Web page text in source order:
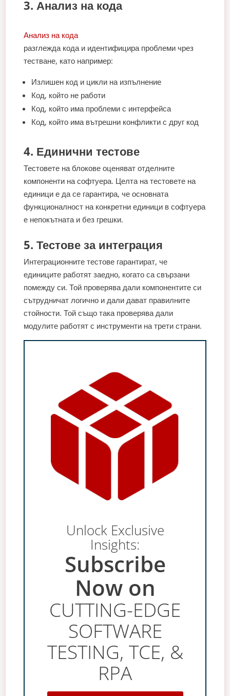
3. Анализ на кода
Анализ на кода
разглежда кода и идентифицира проблеми чрез
тестване, като например:
Излишен код и цикли на изпълнение
Код, който не работи
Код, който има проблеми с интерфейса
Код, който има вътрешни конфликти с друг код
4. Единични тестове
Тестовете на блокове оценяват отделните
компоненти на софтуера. Целта на тестовете на
единици е да се гарантира, че основната
функционалност на конкретни единици в софтуера
е непокътната и без грешки.
5. Тестове за интеграция
Интеграционните тестове гарантират, че
единиците работят заедно, когато са свързани
помежду си. Той проверява дали компонентите си
сътрудничат логично и дали дават правилните
стойности. Той също така проверява дали
модулите работят с инструменти на трети страни.
Unlock Exclusive
Insights:
Subscribe
Now on
CUTTING-EDGE
SOFTWARE
TESTING, TCE, &
RPA